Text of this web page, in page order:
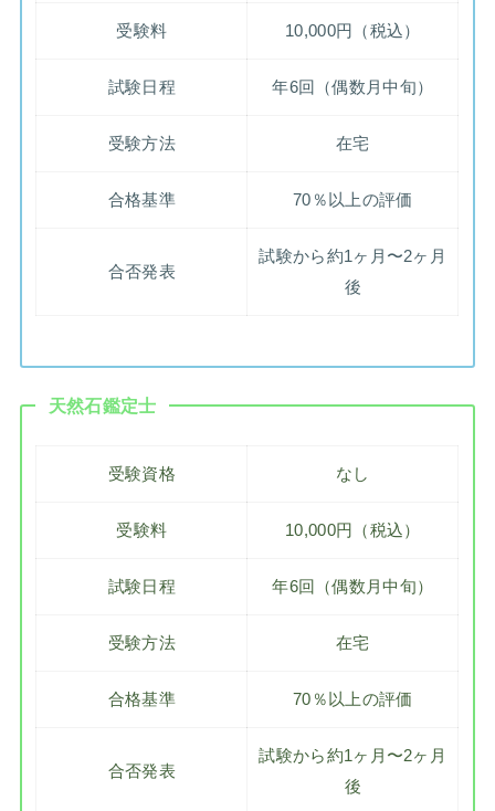
受験料 10,000円（税込）
試験日程 年6回（偶数月中旬）
受験方法 在宅
合格基準 70％以上の評価
合否発表
試験から約1ヶ月〜2ヶ月
後
天然石鑑定士
受験資格 なし
受験料 10,000円（税込）
試験日程 年6回（偶数月中旬）
受験方法 在宅
合格基準 70％以上の評価
合否発表
試験から約1ヶ月〜2ヶ月
後